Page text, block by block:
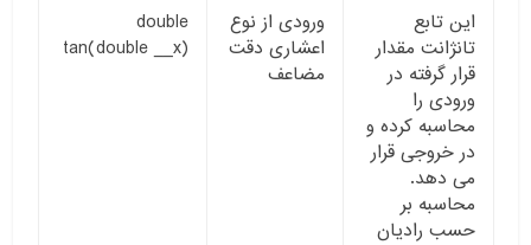
این تابع
تانژانت مقدار
قرار گرفته در
ورودی را
محاسبه کرده و
در خروجی قرار
می دهد.
محاسبه بر
حسب رادیان
ورودی از نوع
اعشاری دقت
مضاعف
double
tan(double __x)